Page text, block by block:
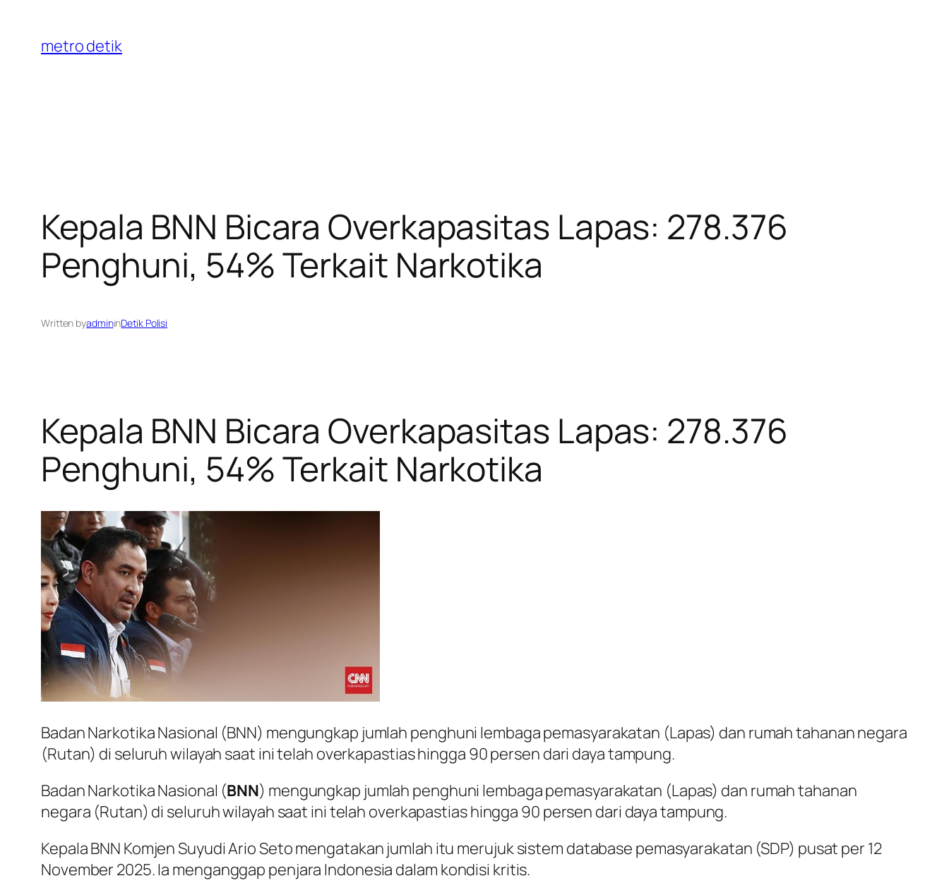
content
metro detik
Kepala BNN Bicara Overkapasitas Lapas: 278.376
Penghuni, 54% Terkait Narkotika
Written byadmininDetik Polisi
Kepala BNN Bicara Overkapasitas Lapas: 278.376
Penghuni, 54% Terkait Narkotika
Badan Narkotika Nasional (BNN) mengungkap jumlah penghuni lembaga pemasyarakatan (Lapas) dan rumah tahanan negara
(Rutan) di seluruh wilayah saat ini telah overkapastias hingga 90 persen dari daya tampung.
Badan Narkotika Nasional (BNN) mengungkap jumlah penghuni lembaga pemasyarakatan (Lapas) dan rumah tahanan
negara (Rutan) di seluruh wilayah saat ini telah overkapastias hingga 90 persen dari daya tampung.
Kepala BNN Komjen Suyudi Ario Seto mengatakan jumlah itu merujuk sistem database pemasyarakatan (SDP) pusat per 12
November 2025. Ia menganggap penjara Indonesia dalam kondisi kritis.